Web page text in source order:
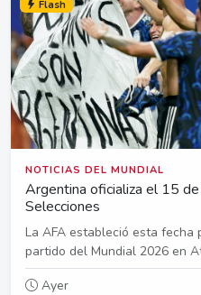
Flash
NOTICIAS DEL MUNDIAL
Argentina oficializa el 15
Selecciones
La AFA estableció esta fecha
partido del Mundial 2026 en
Ayer